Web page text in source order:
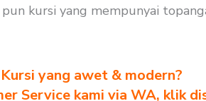
kursi yang mempunyai
yang awet & modern?
Service kami via WA, klik